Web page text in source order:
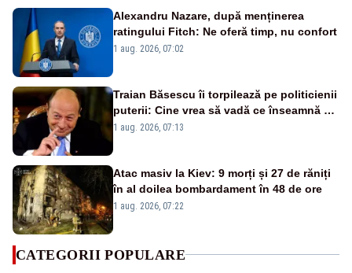
Alexandru Nazare, după menținerea
ratingului Fitch: Ne oferă timp, nu confort
1 aug. 2026, 07:02
Traian Băsescu îi torpilează pe politicienii
puterii: Cine vrea să vadă ce înseamnă să
fii prost, se uită la România
1 aug. 2026, 07:13
Atac masiv la Kiev: 9 morți și 27 de răniți
în al doilea bombardament în 48 de ore
1 aug. 2026, 07:22
CATEGORII POPULARE